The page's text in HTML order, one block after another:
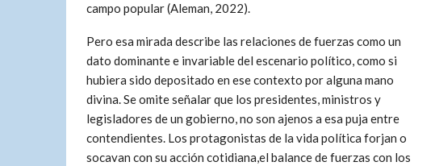
campo popular (Aleman, 2022).
Pero esa mirada describe las relaciones de fuerzas como un
dato dominante e invariable del escenario político, como si
hubiera sido depositado en ese contexto por alguna mano
divina. Se omite señalar que los presidentes, ministros y
legisladores de un gobierno, no son ajenos a esa puja entre
contendientes. Los protagonistas de la vida política forjan o
socavan con su acción cotidiana,el balance de fuerzas con los